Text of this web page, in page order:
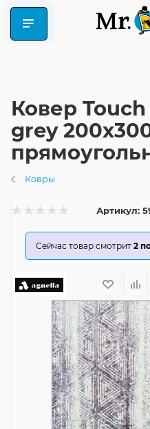
Ковер
grey
Ковры
Артикул:
Сейчас товар смотрит 2